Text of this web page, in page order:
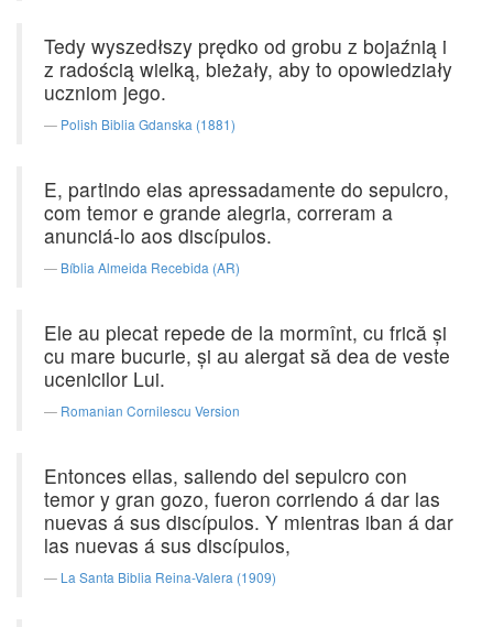
Tedy wyszedłszy prędko od grobu z bojaźnią i
z radością wielką, bieżały, aby to opowiedziały
uczniom jego.
Polish Biblia Gdanska (1881)
E, partindo elas apressadamente do sepulcro,
com temor e grande alegria, correram a
anunciá-lo aos discípulos.
Bíblia Almeida Recebida (AR)
Ele au plecat repede de la mormînt, cu frică şi
cu mare bucurie, şi au alergat să dea de veste
ucenicilor Lui.
Romanian Cornilescu Version
Entonces ellas, saliendo del sepulcro con
temor y gran gozo, fueron corriendo á dar las
nuevas á sus discípulos. Y mientras iban á dar
las nuevas á sus discípulos,
La Santa Biblia Reina-Valera (1909)